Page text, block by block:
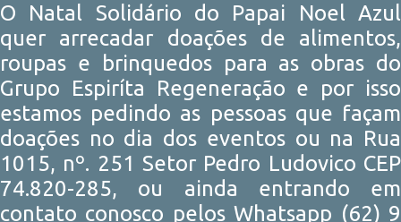
O Natal Solidário do Papai Noel Azul
quer arrecadar doações de alimentos,
roupas e brinquedos para as obras do
Grupo Espiríta Regeneração e por isso
estamos pedindo as pessoas que façam
doações no dia dos eventos ou na Rua
1015, nº. 251 Setor Pedro Ludovico CEP
74.820-285, ou ainda entrando em
contato conosco pelos Whatsapp (62) 9